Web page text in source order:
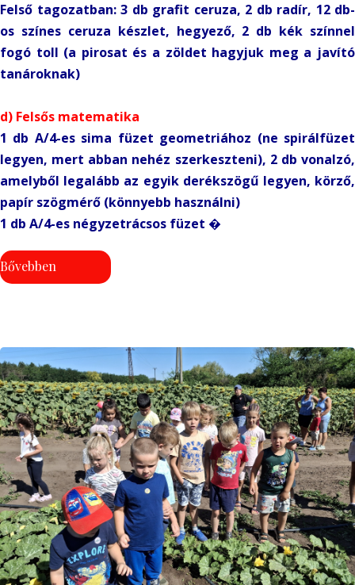
Felső tagozatban: 3 db grafit ceruza, 2 db radír, 12 db-
os színes ceruza készlet, hegyező, 2 db kék színnel
fogó toll (a pirosat és a zöldet hagyjuk meg a javító
tanároknak)
d) Felsős matematika
1 db A/4-es sima füzet geometriához (ne spirálfüzet
legyen, mert abban nehéz szerkeszteni), 2 db vonalzó,
amelyből legalább az egyik derékszögű legyen, körző,
papír szögmérő (könnyebb használni)
1 db A/4-es négyzetrácsos füzet �
Bővebben